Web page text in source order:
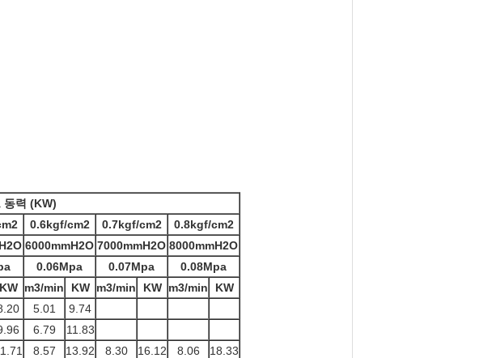
동력 (KW)
0.6kgf/cm2 0.7kgf/cm2
0.8kgf/cm2
6000mmH2O 7000mmH2O 8000mmH2O
0.06Mpa 0.07Mpa
0.08Mpa
KW m3/min KW m3/min KW m3/min
KW
5.01
9.74
6.79
11.83
8.57 13.92 8.30 16.12 8.06
18.33